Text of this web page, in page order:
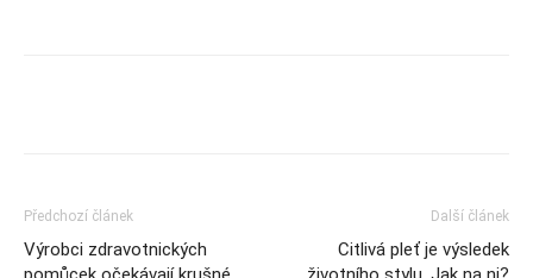
Předchozí článek
Výrobci zdravotnických
Další článek
Citlivá pleť je výsledek